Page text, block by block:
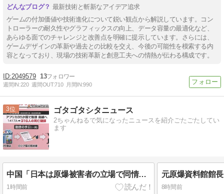
最新技術と斬新なアイデア追求
ゲームの付加価値や技術進化について鋭い観点から解説しています。コン
トローラーの耐久性やグラフィックスの向上、データ容量の最適化など、
あらゆる面でのチャレンジと改善点を明確に提示しています。さらには、
ゲームデザインの革新や過去との比較を交え、今後の可能性を模索する内
容となっており、現場の技術革新と創意工夫への情熱が伝わる構成です。
2049579 13
週間IN:220 週間OUT:710 月間IN:990
3 ゴタゴタシタニュース
2ちゃんねるで気になったニュースを紹介ごたごたしてい
ます
中国「日本は原爆被害者の立場で同情を買おうとするのを止めろ」
1時間前 8時間前